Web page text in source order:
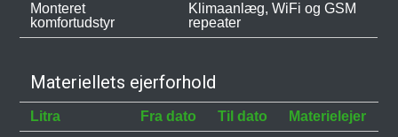
Monteret
komfortudstyr
Klimaanlæg, WiFi og GSM
repeater
Materiellets ejerforhold
Litra Fra dato Til dato Materielejer